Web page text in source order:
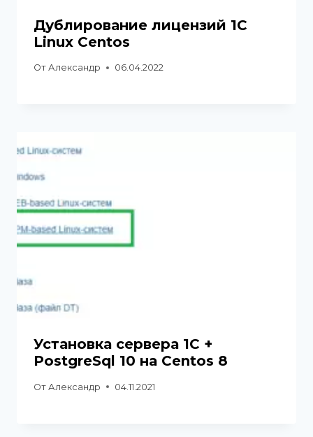
Дублирование лицензий 1С
Linux Centos
От Александр 06.04.2022
Установка сервера 1С +
PostgreSql 10 на Centos 8
От Александр 04.11.2021